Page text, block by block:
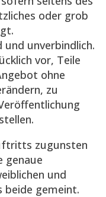
oder grob
unverbindlich.
vor, Teile
ohne
zu
zugunsten
genaue
und
beide gemeint.